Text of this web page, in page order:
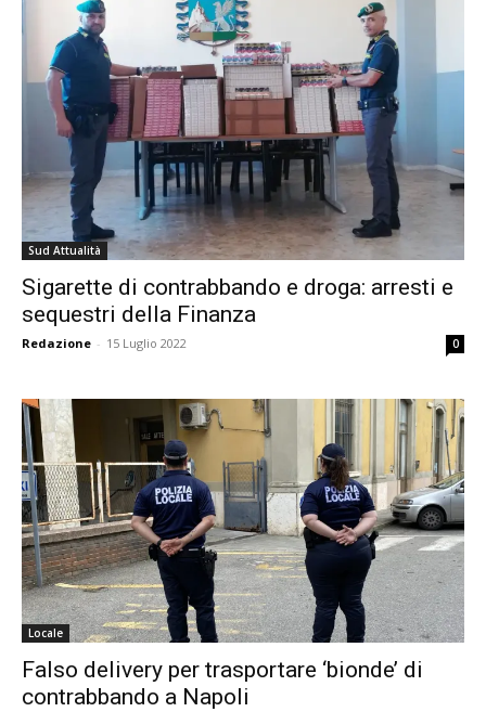
Sud Attualità
Sigarette di contrabbando e droga: arresti e
sequestri della Finanza
Redazione - 15 Luglio 2022 0
Locale
Falso delivery per trasportare ‘bionde’ di
contrabbando a Napoli